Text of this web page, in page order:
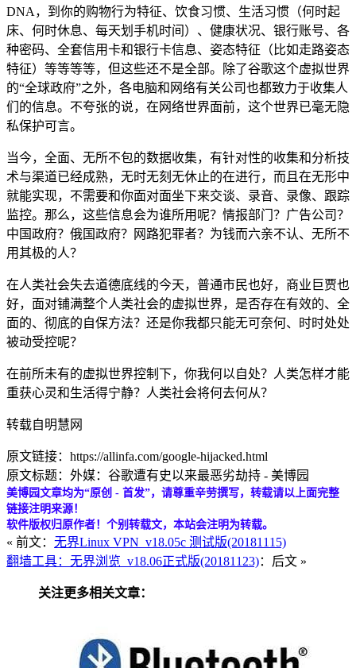
DNA，到你的购物行为特征、饮食习惯、生活习惯（何时起
床、何时休息、每天划手机时间）、健康状况、银行账号、各
种密码、全套信用卡和银行卡信息、姿态特征（比如走路姿态
特征）等等等等，但这些还不是全部。除了谷歌这个虚拟世界
的“全球政府”之外，各电脑和网络有关公司也都致力于收集人
们的信息。不夸张的说，在网络世界面前，这个世界已毫无隐
私保护可言。
当今，全面、无所不包的数据收集，有针对性的收集和分析技
术与渠道已经成熟，无时无刻无休止的在进行，而且在无形中
就能实现，不需要和你面对面坐下来交谈、录音、录像、跟踪
监控。那么，这些信息会为谁所用呢？情报部门？广告公司？
中国政府？俄国政府？网路犯罪者？为钱而六亲不认、无所不
用其极的人？
在人类社会失去道德底线的今天，普通市民也好，商业巨贾也
好，面对铺满整个人类社会的虚拟世界，是否存在有效的、全
面的、彻底的自保方法？还是你我都只能无可奈何、时时处处
被动受控呢？
在前所未有的虚拟世界控制下，你我何以自处？人类怎样才能
重获心灵和生活得宁静？人类社会将何去何从？
转载自明慧网
原文链接：https://allinfa.com/google-hijacked.html
原文标题：外媒：谷歌遭有史以来最恶劣劫持 - 美博园
美博园文章均为“原创 - 首发”，请尊重辛劳撰写，转载请以上面完整
链接注明来源！
软件版权归原作者！个别转载文，本站会注明为转载。
« 前文： 无界Linux VPN_v18.05c 测试版(20181115)
翻墙工具：无界浏览_v18.06正式版(20181123)：后文 »
关注更多相关文章：